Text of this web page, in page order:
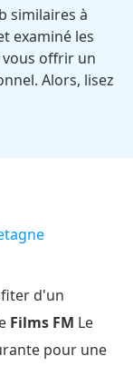
similaires à
examiné les
offrir un
Alors, lisez
d'un
Films FM Le
pour une